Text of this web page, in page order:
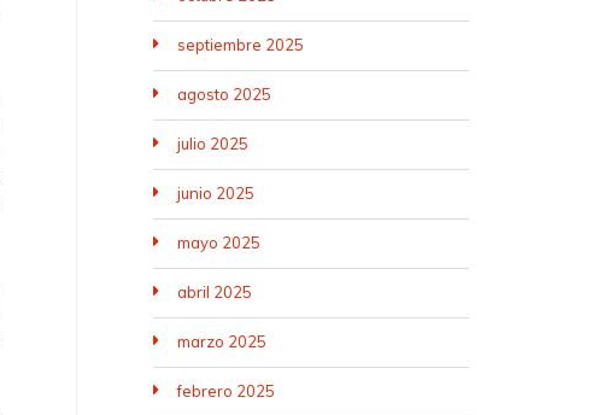
septiembre 2025
agosto 2025
julio 2025
junio 2025
mayo 2025
abril 2025
marzo 2025
febrero 2025